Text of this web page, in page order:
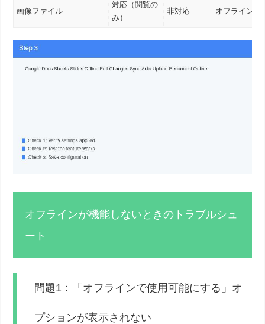
画像ファイル
対応（閲覧の
み）
非対応 オフライン保
オフラインが機能しないときのトラブルシュ
ート
問題1：「オフラインで使用可能にする」オ
プションが表示されない